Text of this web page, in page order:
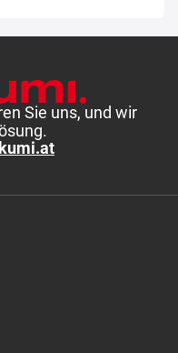
Sie uns, und wir